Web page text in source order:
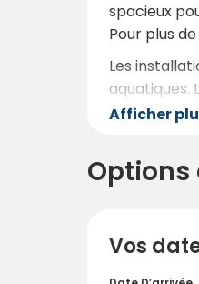
spacieux
Pour plus
Les
aquatiques.
intérieure
Après une
Afficher
Vos